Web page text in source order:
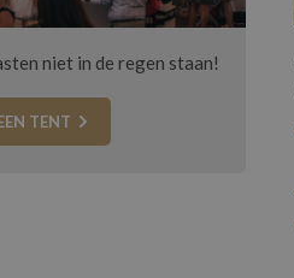
niet in de regen staan!
TENT